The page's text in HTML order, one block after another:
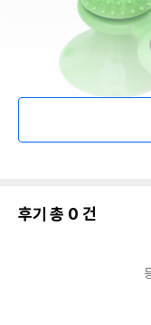
후기 총 0 건